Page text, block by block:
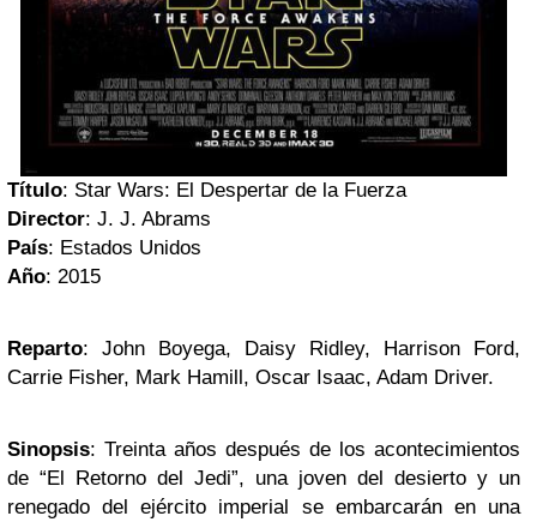
Título: Star Wars: El Despertar de la Fuerza
Director: J. J. Abrams
País: Estados Unidos
Año: 2015
Reparto: John Boyega, Daisy Ridley, Harrison Ford,
Carrie Fisher, Mark Hamill, Oscar Isaac, Adam Driver.
Sinopsis: Treinta años después de los acontecimientos
de “El Retorno del Jedi”, una joven del desierto y un
renegado del ejército imperial se embarcarán en una